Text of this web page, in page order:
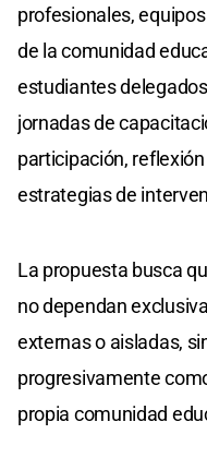
profesionales,
de la comunidad
estudiantes
jornadas de
participación,
estrategias de
La propuesta busca
no dependan
externas o aisladas,
progresivamente
propia comunidad